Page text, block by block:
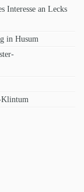
Interesse an Lecks
in Husum
Klintum